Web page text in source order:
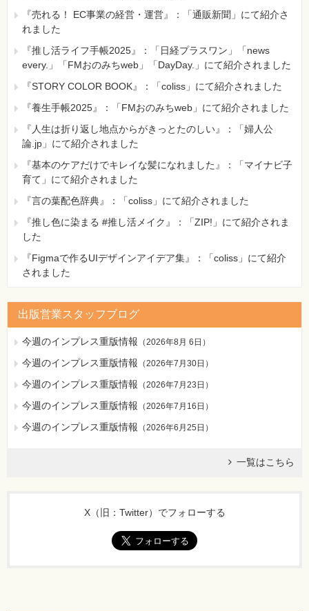
『売れる！ EC事業の経営・運営』：「通販新聞」にて紹介さ
れました
『推し活ライフ手帳2025』：「日経プラスワン」「news
every.」「FMおのみちweb」「DayDay.」にて紹介されました
『STORY COLOR BOOK』：「coliss」にて紹介されました
『養生手帳2025』：「FMおのみちweb」にて紹介されました
『人生は折り返し地点からがきっとたのしい』：「婦人公
論.jp」にて紹介されました
『基本のケアだけでキレイな髪になれました』：「マイナビ子
育て」にて紹介されました
『言の葉配色辞典』：「coliss」にて紹介されました
『推し色に染まる #推し活メイク』：「ZIP!」にて紹介されま
した
『Figmaで作るUIデザインアイデア集』：「coliss」にて紹介
されました
出版営業スタッフブログ
今週のインプレス重版情報 （2026年8月 6日 ）
今週のインプレス重版情報 （2026年7月30日 ）
今週のインプレス重版情報 （2026年7月23日 ）
今週のインプレス重版情報 （2026年7月16日 ）
今週のインプレス重版情報 （2026年6月25日 ）
一覧はこちら
X（旧：Twitter）でフォローする